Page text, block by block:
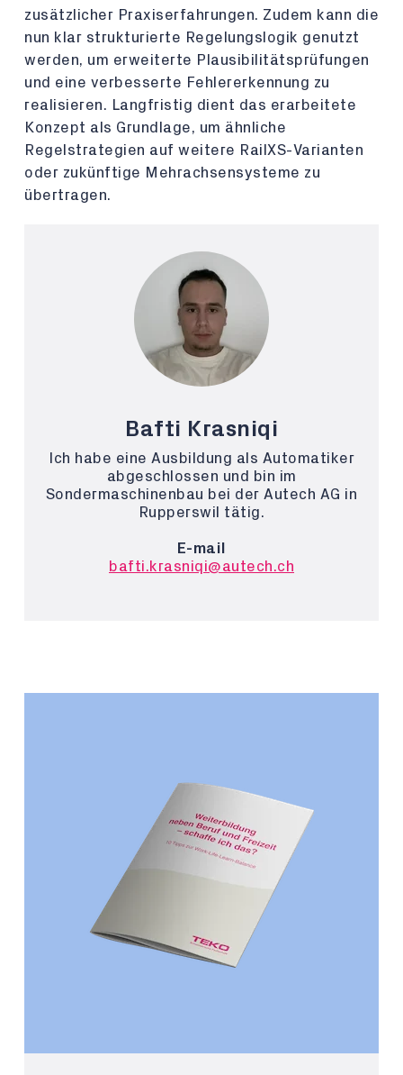
zusätzlicher Praxiserfahrungen. Zudem kann die
nun klar strukturierte Regelungslogik genutzt
werden, um erweiterte Plausibilitätsprüfungen
und eine verbesserte Fehlererkennung zu
realisieren. Langfristig dient das erarbeitete
Konzept als Grundlage, um ähnliche
Regelstrategien auf weitere RailXS-Varianten
oder zukünftige Mehrachsensysteme zu
übertragen.
Bafti Krasniqi
Ich habe eine Ausbildung als Automatiker
abgeschlossen und bin im
Sondermaschinenbau bei der Autech AG in
Rupperswil tätig.
E-mail
bafti.krasniqi@autech.ch